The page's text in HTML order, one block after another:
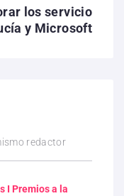
los servicio
y Microsoft
redactor
I Premios a la